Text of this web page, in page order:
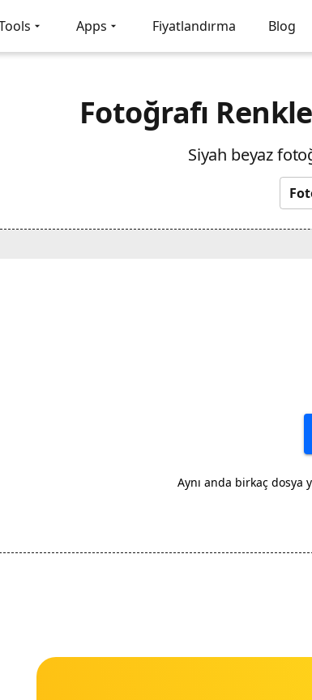
Apps Fiyatlandırma Blog
Fotoğrafı
Siyah beyaz
Aynı anda birkaç dosya